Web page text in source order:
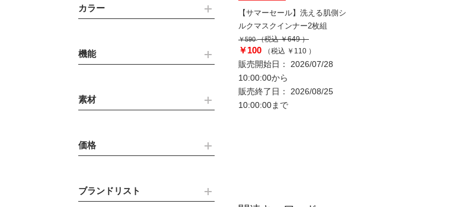
カラー
機能
素材
価格
ブランドリスト
【サマーセール】洗える肌側シ
ルクマスクインナー2枚組
￥590（税込 ￥649 ）
￥100 （税込 ￥110 ）
販売開始日： 2026/07/28
10:00:00から
販売終了日： 2026/08/25
10:00:00まで